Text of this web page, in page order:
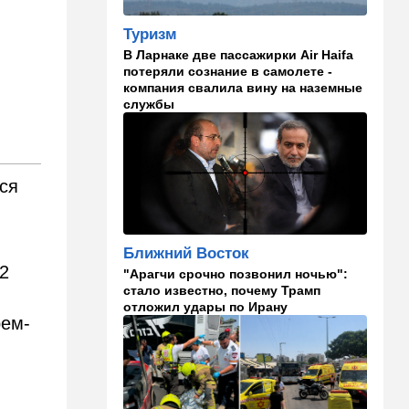
12:20 В мире
Шенген трещит по швам:
Сеута окончательно
рассорила две европейские
страны
Израиль
Не террорист, а угонщик:
спасаясь от погони, вор
вызвал переполох в поселке
11:15 В мире
бундесвером: Германия
наконец запаниковала?
10:10 В мире
"Холодные сферы" над
Ближним Востоком:
Пентагон выложил новую
Туризм
В Ларнаке две пассажирки Air Haifa
потеряли сознание в самолете -
компания свалила вину на наземные
службы
Ближний Восток
"Арагчи срочно позвонил ночью":
стало известно, почему Трамп
отложил удары по Ирану